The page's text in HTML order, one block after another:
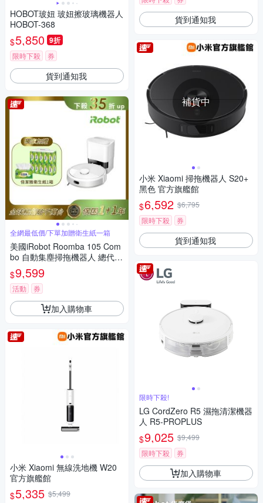
HOBOT玻妞 玻妞擦玻璃機器人
HOBOT-368
$5,850 9折
限時下殺 券
貨到通知我
全網最低價/下單加贈衛生紙一箱
美國iRobot Roomba 105 Com
bo 自動集塵掃拖機器人 總代理
保固1+1年
$9,599
活動 券
加入購物車
小米 Xiaomi 無線洗地機 W20
官方旗艦館
$5,335 $5,499
貨到通知我
補貨中
小米 Xiaomi 掃拖機器人 S20+
黑色 官方旗艦館
$6,592 $6,795
限時下殺
券
貨到通知我
限時下殺!
LG CordZero R5 濕拖清潔機器
人 R5-PROPLUS
$9,025 $9,499
限時下殺
券
加入購物車